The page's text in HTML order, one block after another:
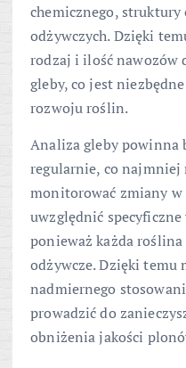
chemicznego, struktury
odżywczych. Dzięki
rodzaj i ilość nawozów
gleby, co jest
rozwoju roślin.
Analiza gleby powinna
regularnie, co najmniej
monitorować zmiany w
uwzględnić
ponieważ każda
odżywcze. Dzięki temu
nadmiernego
prowadzić do
obniżenia jakości